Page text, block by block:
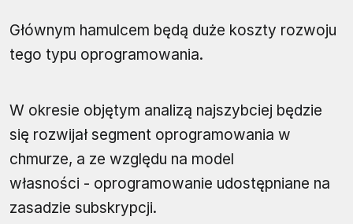
Głównym hamulcem będą duże koszty rozwoju
tego typu oprogramowania.
W okresie objętym analizą najszybciej będzie
się rozwijał segment oprogramowania w
chmurze, a ze względu na model
własności - oprogramowanie udostępniane na
zasadzie subskrypcji.